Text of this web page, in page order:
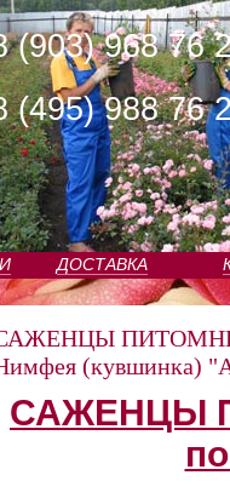
(903) 968 76
(495) 988 76
ДОСТАВКА
(кувшинка)
САЖЕНЦЫ